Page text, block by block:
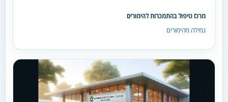
מרכז טיפול בהתמכרות להימורים
גמילה מהימורים